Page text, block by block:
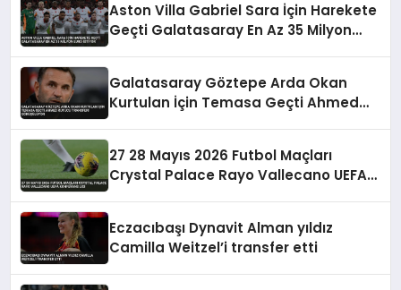
Aston Villa Gabriel Sara İçin Harekete
Geçti Galatasaray En Az 35 Milyon
Galatasaray Göztepe Arda Okan
Kurtulan İçin Temasa Geçti Ahmed
27 28 Mayıs 2026 Futbol Maçları
Crystal Palace Rayo Vallecano UEFA
Eczacıbaşı Dynavit Alman yıldız
Camilla Weitzel’i transfer etti